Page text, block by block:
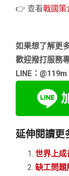
👉 查看戰國策
如果想了解更
歡迎撥打服務
LINE：@119m
延伸閱讀更
世界上
缺工問題